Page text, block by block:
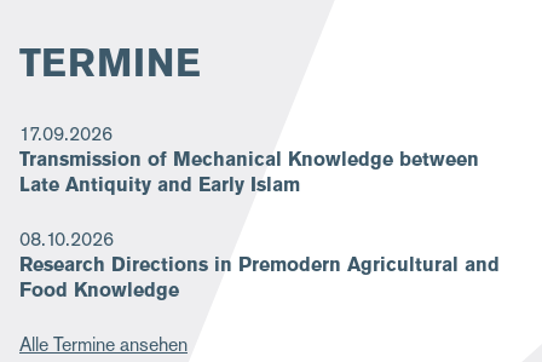
TERMINE
17.09.2026
Transmission of Mechanical Knowledge between
Late Antiquity and Early Islam
08.10.2026
Research Directions in Premodern Agricultural and
Food Knowledge
Alle Termine ansehen